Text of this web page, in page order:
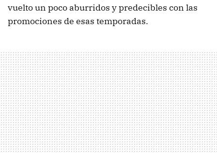
vuelto un poco aburridos y predecibles con las
promociones de esas temporadas.